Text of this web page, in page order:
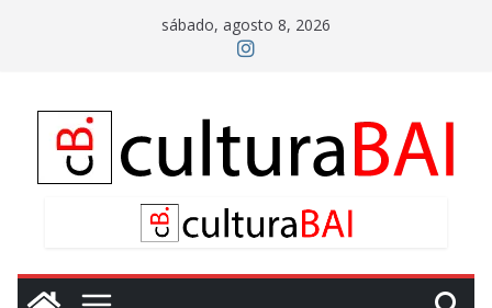
sábado, agosto 8, 2026